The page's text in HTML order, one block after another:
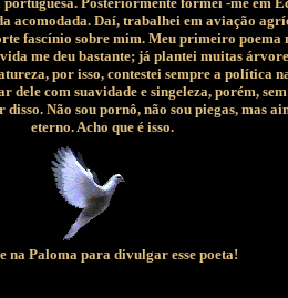
acomodada. Daí, trabalhei em aviação
fascínio sobre mim. Meu primeiro
me deu bastante; já plantei muitas
por isso, contestei sempre a política
com suavidade e singeleza, porém,
Não sou pornô, não sou piegas, mas
eterno. Acho que é isso.
na Paloma para divulgar esse poeta!